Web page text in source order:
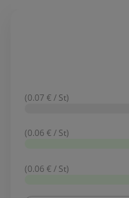
(0.07 € / St)
(0.06 € / St)
(0.06 € / St)